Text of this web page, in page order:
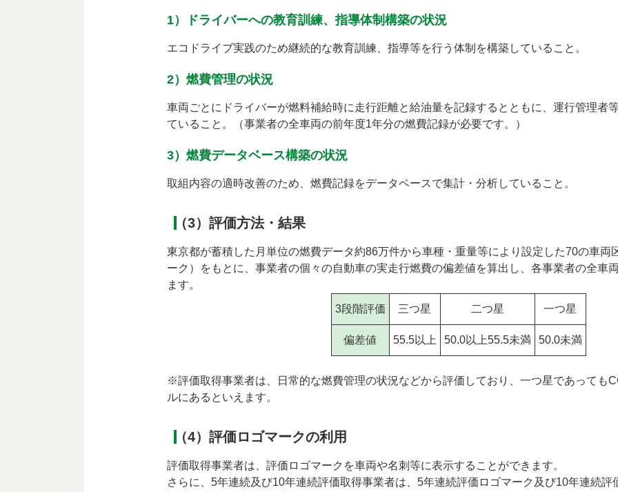
1）ドライバーへの教育訓練、指導体制構築の状況
エコドライブ実践のため継続的な教育訓練、指導等を行う体制を構築していること。
2）燃費管理の状況
車両ごとにドライバーが燃料補給時に走行距離と給油量を記録するとともに、運行管理者
ていること。（事業者の全車両の前年度1年分の燃費記録が必要です。）
3）燃費データベース構築の状況
取組内容の適時改善のため、燃費記録をデータベースで集計・分析していること。
（3）評価方法・結果
東京都が蓄積した月単位の燃費データ約86万件から車種・重量等により設定した70の車両
ーク）をもとに、事業者の個々の自動車の実走行燃費の偏差値を算出し、各事業者の全車
ます。
3段階評価 三つ星 二つ星 一つ星
偏差値 55.5以上 50.0以上55.5未満 50.0未満
※評価取得事業者は、日常的な燃費管理の状況などから評価しており、一つ星であっても
ルにあるといえます。
（4）評価ロゴマークの利用
評価取得事業者は、評価ロゴマークを車両や名刺等に表示することができます。
さらに、5年連続及び10年連続評価取得事業者は、5年連続評価ロゴマーク及び10年連続評